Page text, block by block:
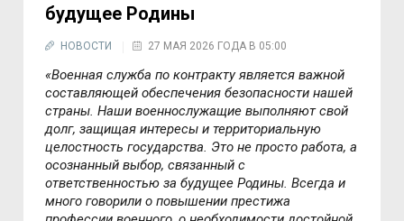
будущее Родины
НОВОСТИ 27 МАЯ 2026 ГОДА В 05:00
«Военная служба по контракту является важной
составляющей обеспечения безопасности нашей
страны. Наши военнослужащие выполняют свой
долг, защищая интересы и территориальную
целостность государства. Это не просто работа, а
осознанный выбор, связанный с
ответственностью за будущее Родины. Всегда и
много говорили о повышении престижа